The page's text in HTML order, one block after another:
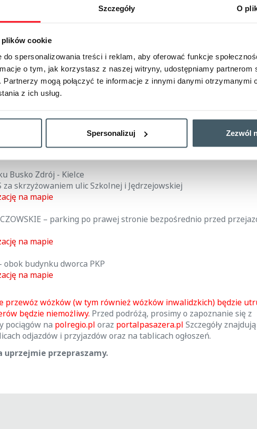
Szczegóły O
cookie
spersonalizowania treści i reklam, aby oferować funkcje
o tym, jak korzystasz z naszej witryny, udostępniamy partnerom
mogą połączyć te informacje z innymi danymi otrzymanymi
z ich usług.
Spersonalizuj Zezwól
wprowadzona Zastępcza Komunikacja Autobusowa (ZKA).
uruchamia się z powodu modernizacji linii kolejowej na
Komunikacji Autobusowej:
- w kierunku Busko Zdrój
obok przystanku kolejowego
Kielce - Busko Zdrój
na drodze nr 766 przed OSP Kije
Busko Zdrój - Kielce
za skrzyżowaniem ulic Szkolnej i Jędrzejowskiej
na mapie
– parking po prawej stronie bezpośrednio przed
na mapie
obok budynku dworca PKP
na mapie
przewóz wózków (w tym również wózków inwalidzkich) będzie
będzie niemożliwy. Przed podróżą, prosimy o zapoznanie się z
pociągów na polregio.pl oraz portalpasazera.pl Szczegóły
odjazdów i przyjazdów oraz na tablicach ogłoszeń.
uprzejmie przepraszamy.